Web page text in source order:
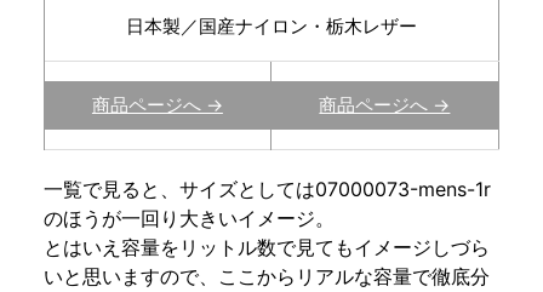
日本製／国産ナイロン・栃木レザー
商品ページへ → 商品ページへ →
一覧で見ると、サイズとしては07000073-mens-1r
のほうが一回り大きいイメージ。
とはいえ容量をリットル数で見てもイメージしづら
いと思いますので、ここからリアルな容量で徹底分